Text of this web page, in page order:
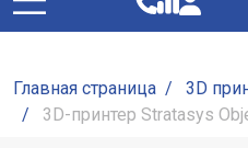
Главная страница /
3D
/
3D-принтер Stratasys